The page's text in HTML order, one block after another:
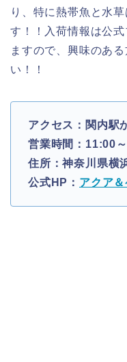
り、特に熱帯魚と水
す！！入荷情報は公
ますので、興味のあ
い！！
アクセス：関内駅
営業時間：11:00
住所：神奈川県横
公式HP： アクア